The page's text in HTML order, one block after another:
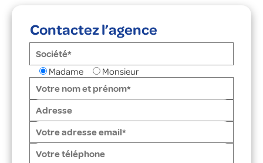
Contactez l’agence
Madame Monsieur